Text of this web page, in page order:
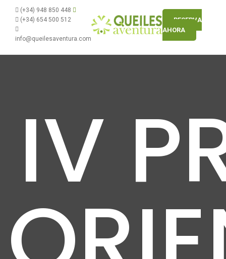
(+34) 948 850 448
(+34) 654 500 512
info@queilesaventura.com
RESERVA
AHORA
IV